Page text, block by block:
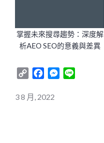
掌握未來搜尋趨勢：深度解
析AEO SEO的意義與差異
Copy
FacebookMessenger
3 8 月, 2022